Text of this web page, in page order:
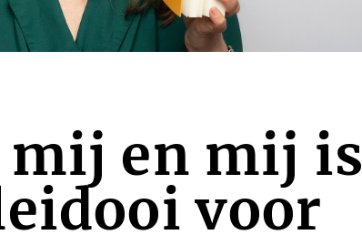
mij en mij is
voor